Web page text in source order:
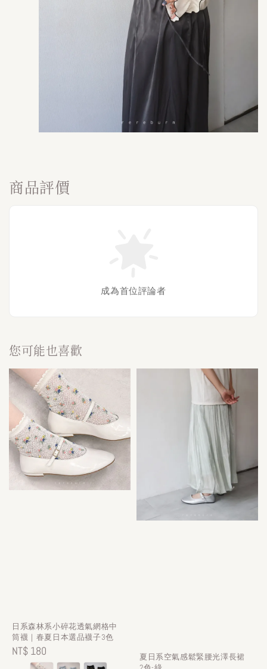
商品評價
成為首位評論者
您可能也喜歡
日系森林系小碎花透氣網格中
筒襪｜春夏日本選品襪子3色
Regular
NT$ 180
夏日系空氣感鬆緊腰光澤長裙